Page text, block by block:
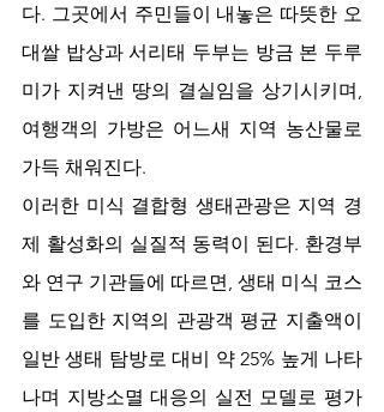
다. 그곳에서 주민들이 내놓은 따뜻한 오
대쌀 밥상과 서리태 두부는 방금 본 두루
미가 지켜낸 땅의 결실임을 상기시키며,
여행객의 가방은 어느새 지역 농산물로
가득 채워진다.
이러한 미식 결합형 생태관광은 지역 경
제 활성화의 실질적 동력이 된다. 환경부
와 연구 기관들에 따르면, 생태 미식 코스
를 도입한 지역의 관광객 평균 지출액이
일반 생태 탐방로 대비 약 25% 높게 나타
나며 지방소멸 대응의 실전 모델로 평가